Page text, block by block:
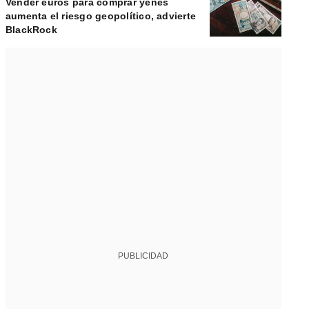
Vender euros para comprar yenes
aumenta el riesgo geopolítico, advierte
BlackRock
PUBLICIDAD